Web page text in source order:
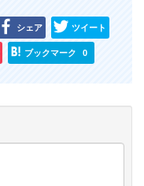
シェア ツイート
ブックマーク 0